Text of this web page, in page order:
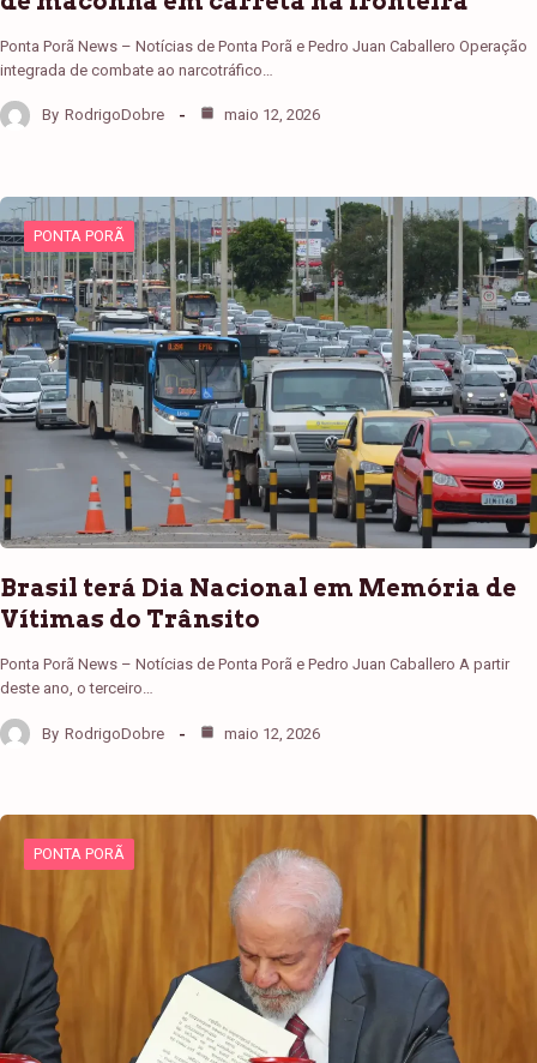
Ponta Porã News – Notícias de Ponta Porã e Pedro Juan Caballero Operação
integrada de combate ao narcotráfico…
By RodrigoDobre maio 12, 2026
PONTA PORÃ
Brasil terá Dia Nacional em Memória de
Vítimas do Trânsito
Ponta Porã News – Notícias de Ponta Porã e Pedro Juan Caballero A partir
deste ano, o terceiro…
By RodrigoDobre maio 12, 2026
PONTA PORÃ